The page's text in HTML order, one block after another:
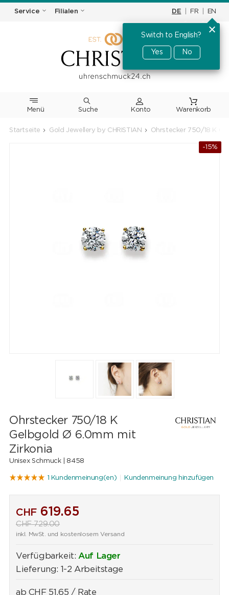
Service Filialen DE FR EN
Switch to English?
Yes No
Menü Suche Warenkorb
Startseite Gold Jewellery by CHRISTIAN Ohrstecker 750/18 K
-15%
Ohrstecker 750/18 K
Gelbgold Ø 6.0mm mit
Zirkonia
Unisex Schmuck | 8458
1 Kundenmeinung(en) Kundenmeinung hinzufügen
CHF619.65
CHF729.00
inkl. MwSt. und kostenlosem Versand
Verfügbarkeit: Auf Lager
Lieferung: 1-2 Arbeitstage
ab CHF 51.65 / Rate